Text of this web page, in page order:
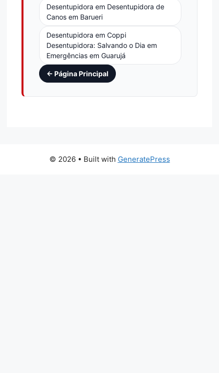
Desentupidora em Desentupidora de
Canos em Barueri
Desentupidora em Coppi
Desentupidora: Salvando o Dia em
Emergências em Guarujá
← Página Principal
© 2026 • Built with GeneratePress